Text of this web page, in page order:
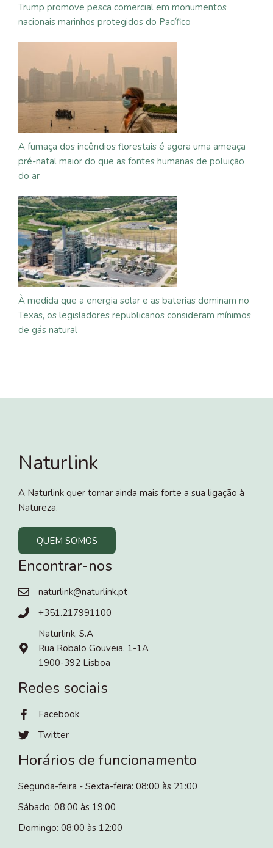
Trump promove pesca comercial em monumentos
nacionais marinhos protegidos do Pacífico
A fumaça dos incêndios florestais é agora uma ameaça
pré-natal maior do que as fontes humanas de poluição
do ar
À medida que a energia solar e as baterias dominam no
Texas, os legisladores republicanos consideram mínimos
de gás natural
Naturlink
A Naturlink quer tornar ainda mais forte a sua ligação à
Natureza.
QUEM SOMOS
Encontrar-nos
naturlink@naturlink.pt
+351.217991100
Naturlink, S.A
Rua Robalo Gouveia, 1-1A
1900-392 Lisboa
Redes sociais
Facebook
Twitter
Horários de funcionamento
Segunda-feira - Sexta-feira: 08:00 às 21:00
Sábado: 08:00 às 19:00
Domingo: 08:00 às 12:00